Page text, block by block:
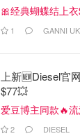
🎀经典蝴蝶结上
1 GANNI
上新🆕Diesel官
$77💥
爱豆博主同款🔥
2 DIESEL